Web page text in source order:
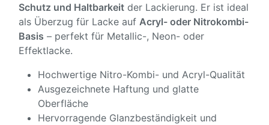
Schutz und Haltbarkeit der Lackierung. Er ist ideal
als Überzug für Lacke auf Acryl- oder Nitrokombi-
Basis – perfekt für Metallic-, Neon- oder
Effektlacke.
Hochwertige Nitro-Kombi- und Acryl-Qualität
Ausgezeichnete Haftung und glatte
Oberfläche
Hervorragende Glanzbeständigkeit und